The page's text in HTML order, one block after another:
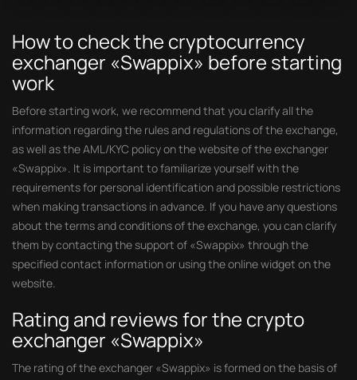
How to check the cryptocurrency
exchanger «Swappix» before starting
work
Before starting work, we recommend that you clarify all the
information regarding the rules and regulations of the exchange,
as well as the AML/KYC policy on the website of the exchanger
«Swappix». It is important to familiarize yourself with the
requirements for personal identification and possible restrictions
when making transactions in advance. If you have any questions
about the terms and conditions of the exchange, you can clarify
them by contacting the support of «Swappix» through the
specified contact information or using the online widget on the
website.
Rating and reviews for the crypto
exchanger «Swappix»
The rating of the exchanger «Swappix» is formed on the basis of